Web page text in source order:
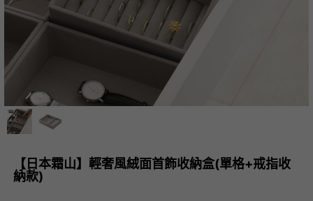
【日本霜山】輕奢風絨面首飾收納盒(單格+戒指收
納款)